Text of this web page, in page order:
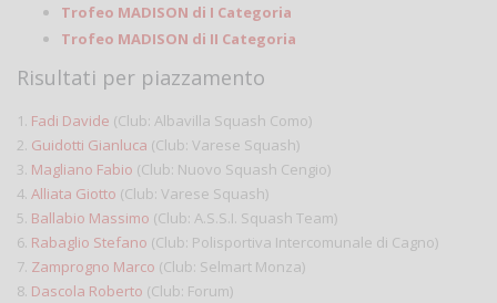
Trofeo MADISON di I Categoria
Trofeo MADISON di II Categoria
Risultati per piazzamento
1. Fadi Davide (Club: Albavilla Squash Como)
2. Guidotti Gianluca (Club: Varese Squash)
3. Magliano Fabio (Club: Nuovo Squash Cengio)
4. Alliata Giotto (Club: Varese Squash)
5. Ballabio Massimo (Club: A.S.S.I. Squash Team)
6. Rabaglio Stefano (Club: Polisportiva Intercomunale di Cagno)
7. Zamprogno Marco (Club: Selmart Monza)
8. Dascola Roberto (Club: Forum)